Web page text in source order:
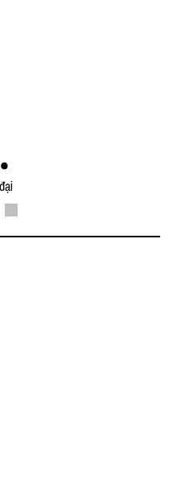
có thể donate tại:
vietcetera
vietcetera
hay mong muốn hợp
chỉ